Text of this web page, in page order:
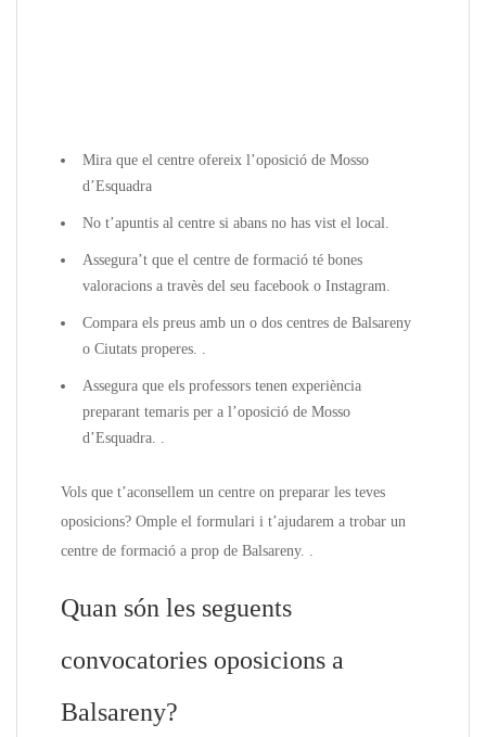
Mira que el centre ofereix l’oposició de Mosso
d’Esquadra
No t’apuntis al centre si abans no has vist el local.
Assegura’t que el centre de formació té bones
valoracions a travès del seu facebook o Instagram.
Compara els preus amb un o dos centres de Balsareny
o Ciutats properes. .
Assegura que els professors tenen experiència
preparant temaris per a l’oposició de Mosso
d’Esquadra. .
Vols que t’aconsellem un centre on preparar les teves
oposicions? Omple el formulari i t’ajudarem a trobar un
centre de formació a prop de Balsareny. .
Quan són les seguents
convocatories oposicions a
Balsareny?